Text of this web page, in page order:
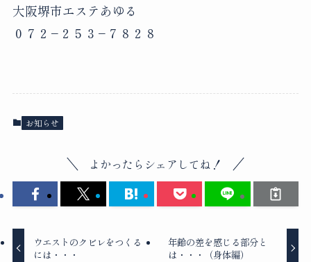
大阪堺市エステあゆる
０７２−２５３−７８２８
お知らせ
よかったらシェアしてね！
ウエストのクビレをつくる
には・・・
年齢の差を感じる部分と
は・・・（身体編）